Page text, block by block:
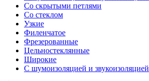
Со скрытыми петлями
Со стеклом
Узкие
Филенчатое
Фрезерованные
Цельностеклянные
Широкие
С шумоизоляцией и звукоизоляцией